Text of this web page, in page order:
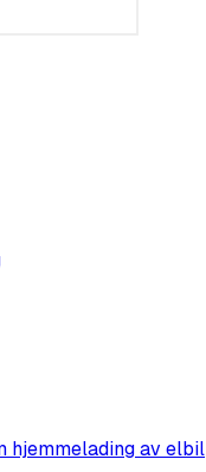
hjemmelading av elbil